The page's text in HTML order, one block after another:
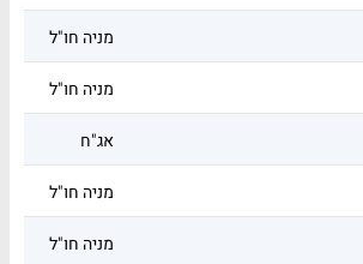
מניה חו"ל
מניה חו"ל
אג"ח
מניה חו"ל
מניה חו"ל